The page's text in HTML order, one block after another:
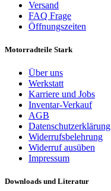
Versand
FAQ Frage
Öffnungszeiten
Motorradteile Stark
Über uns
Werkstatt
Karriere und Jobs
Inventar-Verkauf
AGB
Datenschutzerklärung
Widerrufsbelehrung
Widerruf ausüben
Impressum
Downloads und Literatur